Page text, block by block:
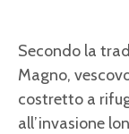
Secondo la
Magno,
costretto a
all’invasione